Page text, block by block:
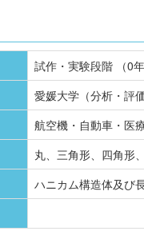
試作・実験段階 （0
愛媛大学（分析・評価
航空機・自動車・医
丸、三角形、四角形
ハニカム構造体及び